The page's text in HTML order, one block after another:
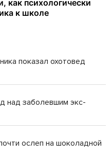
показал охотовед
над заболевшим экс-
ослеп на шоколадной